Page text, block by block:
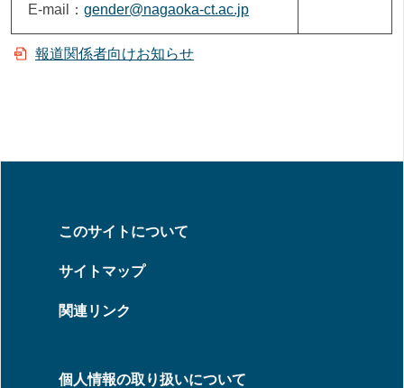
E-mail： gender@nagaoka-ct.ac.jp
報道関係者向けお知らせ
このサイトについて
サイトマップ
関連リンク
個人情報の取り扱いについて